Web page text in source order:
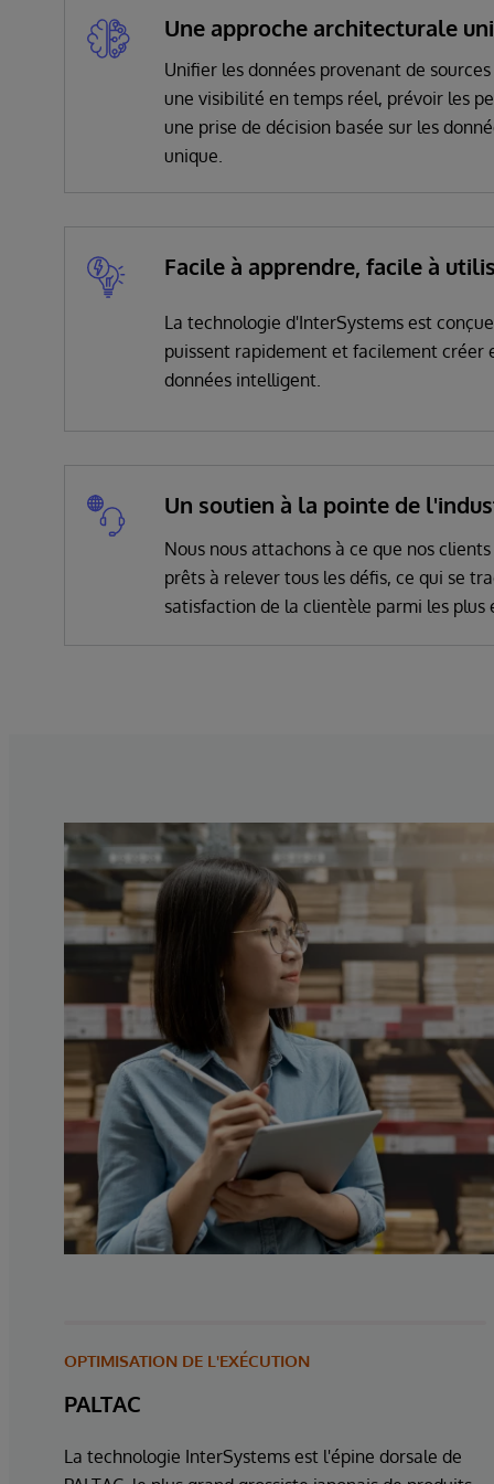
Une approche architecturale
Unifier les données provenant de
une visibilité en temps réel, prévoir les
une prise de décision basée sur les
unique.
Facile à apprendre, facile à
La technologie d'InterSystems est
puissent rapidement et facilement créer
données intelligent.
Un soutien à la pointe de
Nous nous attachons à ce que nos
prêts à relever tous les défis, ce qui se
satisfaction de la clientèle parmi les plus
OPTIMISATION DE L'EXÉCUTION
PALTAC
La technologie InterSystems est l'épine dorsale de